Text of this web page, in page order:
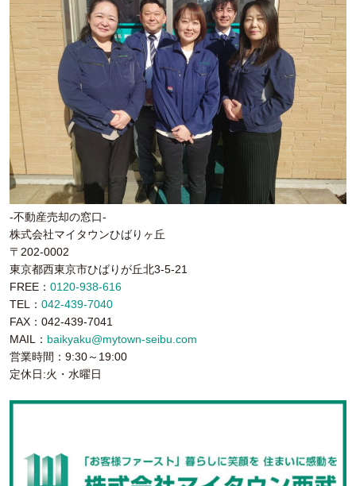
-不動産売却の窓口-
株式会社マイタウンひばりヶ丘
〒202-0002
東京都西東京市ひばりが丘北3-5-21
FREE： 0120-938-616
TEL： 042-439-7040
FAX：042-439-7041
MAIL： baikyaku@mytown-seibu.com
営業時間：9:30～19:00
定休日:火・水曜日